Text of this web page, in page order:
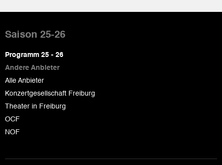
de
page
Saison 25-26
Programm 25 - 26
Andere Anbieter
Alle Anbieter
Konzertgesellschaft Freiburg
Theater in Freiburg
OCF
NOF